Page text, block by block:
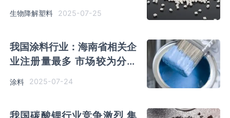
科技产能领跑市场
生物降解塑料 2025-07-25
我国涂料行业：海南省相关企
业注册量最多 市场较为分散
立邦销售收入最高
涂料 2025-07-24
我国碳酸锂行业竞争激烈 集